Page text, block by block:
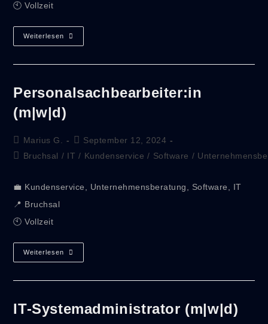
🕙 Vollzeit
Weiterlesen
Personalsachbearbeiter:in
(m|w|d)
Marius G.
September 12, 2024
Bruchsal / IT / Kundenservice / Software /
💼 Kundenservice, Unternehmensberatung, Software, IT
📍 Bruchsal
🕙 Vollzeit
Weiterlesen
IT-Systemadministrator (m|w|d)